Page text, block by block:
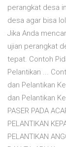
perangkat desa
desa agar bisa
Jika Anda
ujian perangkat
tepat. Contoh
Pelantikan ...
dan Pelantikan
dan Pelantikan
PASER PADA
PELANTIKAN
PELANTIKAN